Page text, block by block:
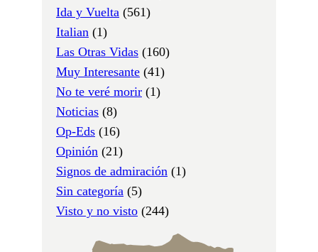
Ida y Vuelta (561)
Italian (1)
Las Otras Vidas (160)
Muy Interesante (41)
No te veré morir (1)
Noticias (8)
Op-Eds (16)
Opinión (21)
Signos de admiración (1)
Sin categoría (5)
Visto y no visto (244)